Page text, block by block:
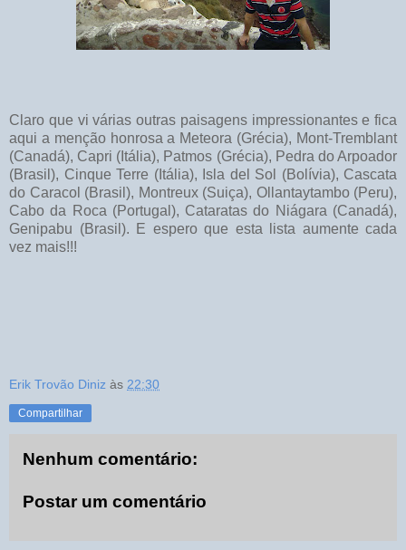
Claro que vi várias outras paisagens impressionantes e fica
aqui a menção honrosa a Meteora (Grécia), Mont-Tremblant
(Canadá), Capri (Itália), Patmos (Grécia), Pedra do Arpoador
(Brasil), Cinque Terre (Itália), Isla del Sol (Bolívia), Cascata
do Caracol (Brasil), Montreux (Suiça), Ollantaytambo (Peru),
Cabo da Roca (Portugal), Cataratas do Niágara (Canadá),
Genipabu (Brasil). E espero que esta lista aumente cada
vez mais!!!
Erik Trovão Diniz às 22:30
Compartilhar
Nenhum comentário:
Postar um comentário